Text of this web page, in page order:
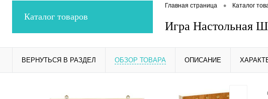
Каталог товаров
Главная страница • Каталог
Игра Настольная
ВЕРНУТЬСЯ В РАЗДЕЛ ОБЗОР ТОВАРА ОПИСАНИЕ